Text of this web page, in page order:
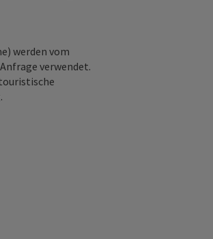
werden vom
verwendet.
.